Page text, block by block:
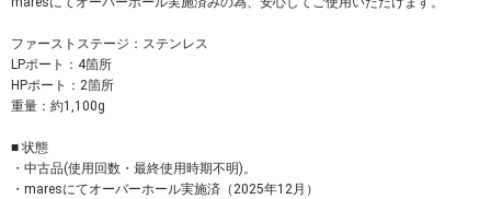
ファーストステージ：ステンレス
LPポート：4箇所
HPポート：2箇所
重量：約1,100g
■ 状態
・中古品(使用回数・最終使用時期不明)。
・maresにてオーバーホール実施済（2025年12月）